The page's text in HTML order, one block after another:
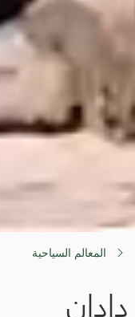
المعالم السياحية
دادان